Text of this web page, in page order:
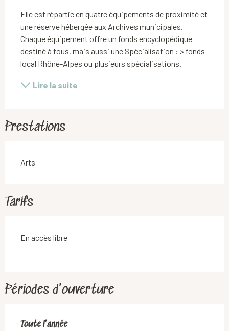
Elle est répartie en quatre équipements de proximité et
une réserve hébergée aux Archives municipales.
Chaque équipement offre un fonds encyclopédique
destiné à tous, mais aussi une Spécialisation : > fonds
local Rhône-Alpes ou plusieurs spécialisations.
Lire la suite
Prestations
Arts
Tarifs
En accès libre
—
Périodes d'ouverture
Toute l'année
Toute l'année